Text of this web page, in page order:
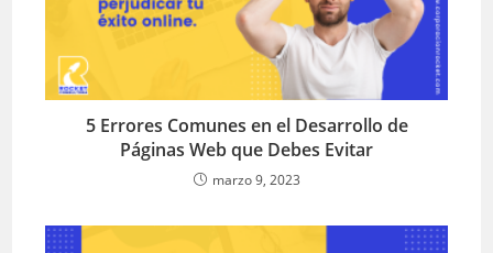
5 Errores Comunes en el Desarrollo de
Páginas Web que Debes Evitar
marzo 9, 2023